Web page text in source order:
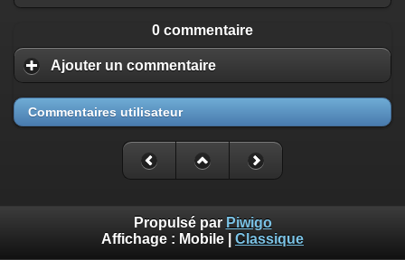
0 commentaire
Ajouter un commentaire
Commentaires utilisateur
Propulsé par Piwigo
Affichage : Mobile Classique